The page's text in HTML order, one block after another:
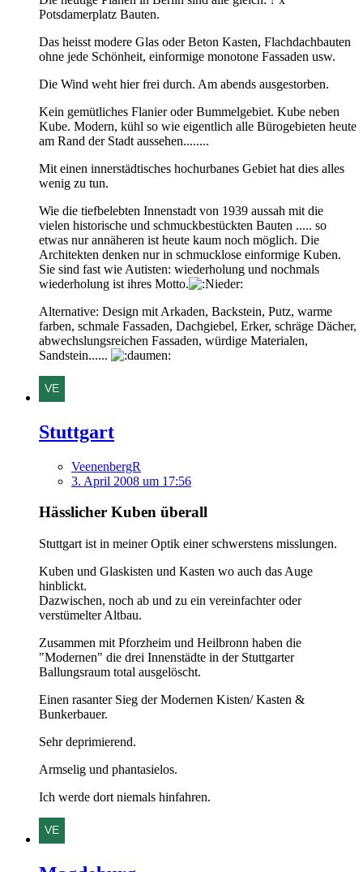
Potsdamerplatz Bauten.
Das heisst modere Glas oder Beton Kasten, Flachdachbauten
ohne jede Schönheit, einformige monotone Fassaden usw.
Die Wind weht hier frei durch. Am abends ausgestorben.
Kein gemütliches Flanier oder Bummelgebiet. Kube neben
Kube. Modern, kühl so wie eigentlich alle Bürogebieten heute
am Rand der Stadt aussehen........
Mit einen innerstädtisches hochurbanes Gebiet hat dies alles
wenig zu tun.
Wie die tiefbelebten Innenstadt von 1939 aussah mit die
vielen historische und schmuckbestückten Bauten ..... so
etwas nur annäheren ist heute kaum noch möglich. Die
Architekten denken nur in schmucklose einformige Kuben.
Sie sind fast wie Autisten: wiederholung und nochmals
wiederholung ist ihres Motto.
Alternative: Design mit Arkaden, Backstein, Putz, warme
farben, schmale Fassaden, Dachgiebel, Erker, schräge Dächer,
abwechslungsreichen Fassaden, würdige Materialen,
Sandstein......
Stuttgart
VeenenbergR
3. April 2008 um 17:56
Hässlicher Kuben überall
Stuttgart ist in meiner Optik einer schwerstens misslungen.
Kuben und Glaskisten und Kasten wo auch das Auge
hinblickt.
Dazwischen, noch ab und zu ein vereinfachter oder
verstümelter Altbau.
Zusammen mit Pforzheim und Heilbronn haben die
"Modernen" die drei Innenstädte in der Stuttgarter
Ballungsraum total ausgelöscht.
Einen rasanter Sieg der Modernen Kisten/ Kasten &
Bunkerbauer.
Sehr deprimierend.
Armselig und phantasielos.
Ich werde dort niemals hinfahren.